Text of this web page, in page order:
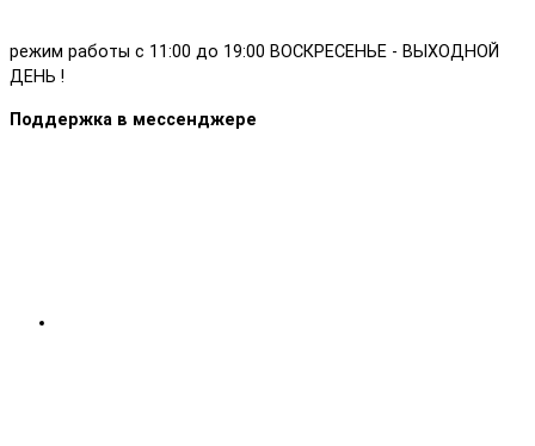
режим работы с 11:00 до 19:00 ВОСКРЕСЕНЬЕ - ВЫХОДНОЙ
ДЕНЬ !
Поддержка в мессенджере